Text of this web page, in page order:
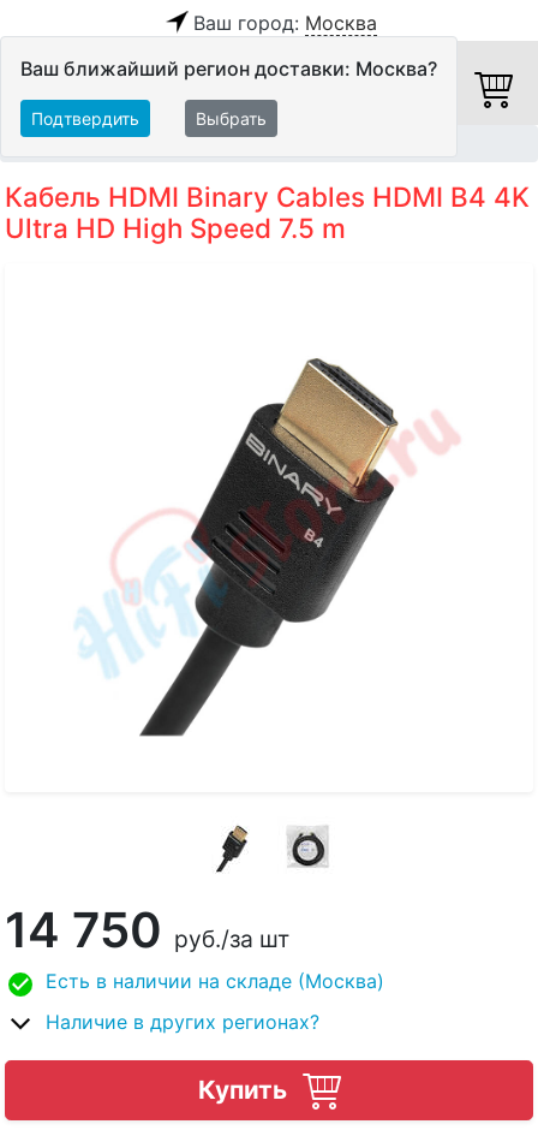
Ваш город: Москва
Ваш ближайший регион доставки: Москва?
Подтвердить Выбрать
Кабель HDMI Binary Cables HDMI B4 4K
Ultra HD High Speed 7.5 m
14 750 руб./за шт
Есть в наличии на складе (Москва)
Наличие в других регионах?
Купить